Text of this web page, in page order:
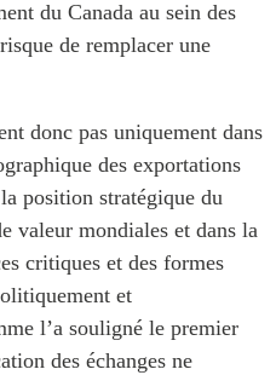
du Canada au sein des
de remplacer une
donc pas uniquement dans
des exportations
position stratégique du
valeur mondiales et dans la
critiques et des formes
et
l’a souligné le premier
des échanges ne